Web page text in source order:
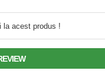
la acest produs !